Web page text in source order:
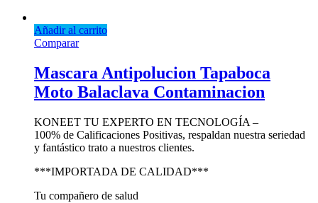
Añadir al carrito
Comparar
Mascara Antipolucion Tapaboca
Moto Balaclava Contaminacion
KONEET TU EXPERTO EN TECNOLOGÍA –
100% de Calificaciones Positivas, respaldan nuestra seriedad
y fantástico trato a nuestros clientes.
***IMPORTADA DE CALIDAD***
Tu compañero de salud